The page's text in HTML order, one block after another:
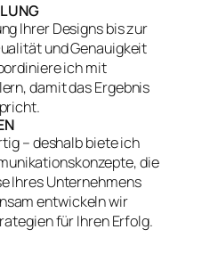
Ihrer Designs bis zur
und Genauigkeit
ich mit
damit das Ergebnis
– deshalb biete ich
die
Ihres Unternehmens
entwickeln wir
für Ihren Erfolg.